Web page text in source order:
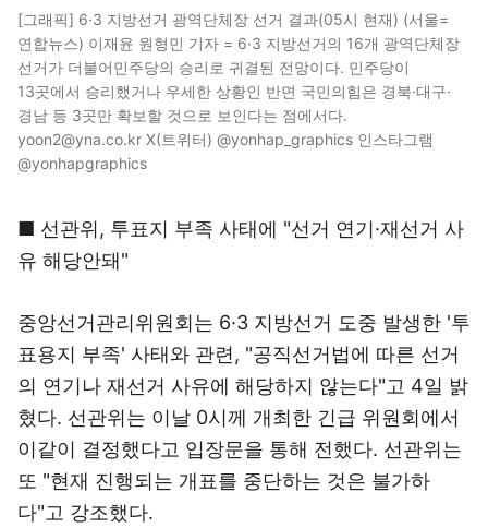
[그래픽] 6·3 지방선거 광역단체장 선거 결과(05시 현재) (서울=
연합뉴스) 이재윤 원형민 기자 = 6·3 지방선거의 16개 광역단체장
선거가 더불어민주당의 승리로 귀결된 전망이다. 민주당이
13곳에서 승리했거나 우세한 상황인 반면 국민의힘은 경북·대구·
경남 등 3곳만 확보할 것으로 보인다는 점에서다.
yoon2@yna.co.kr X(트위터) @yonhap_graphics 인스타그램
@yonhapgraphics
■ 선관위, 투표지 부족 사태에 "선거 연기·재선거 사
유 해당안돼"
중앙선거관리위원회는 6·3 지방선거 도중 발생한 '투
표용지 부족' 사태와 관련, "공직선거법에 따른 선거
의 연기나 재선거 사유에 해당하지 않는다"고 4일 밝
혔다. 선관위는 이날 0시께 개최한 긴급 위원회에서
이같이 결정했다고 입장문을 통해 전했다. 선관위는
또 "현재 진행되는 개표를 중단하는 것은 불가하
다"고 강조했다.